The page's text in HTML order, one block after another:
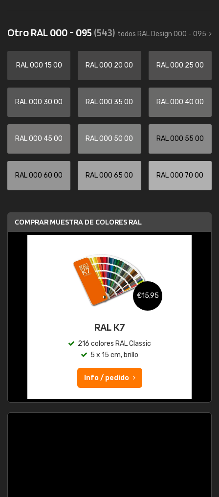
Otro RAL 000 - 095 (543) todos RAL Design 000 - 095
RAL 000 15 00 RAL 000 20 00 RAL 000 25 00
RAL 000 30 00 RAL 000 35 00 RAL 000 40 00
RAL 000 45 00 RAL 000 50 00 RAL 000 55 00
RAL 000 60 00 RAL 000 65 00 RAL 000 70 00
COMPRAR MUESTRA DE COLORES RAL
€15,95
RAL K7
216 colores RAL Classic
5 x 15 cm, brillo
Info / pedido